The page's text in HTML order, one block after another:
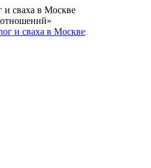
сваха в Москве